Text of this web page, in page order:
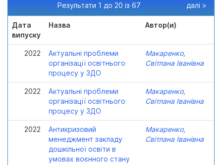
Результати 1 до 20 із 67 далі >
Дата
випуску
Назва Автор(и)
2022
Актуальні проблеми
організації освітнього
процесу у ЗДО
Макаренко,
Світлана Іванівна
2022
Актуальні проблеми
організації освітнього
процесу у ЗДО
Макаренко,
Світлана Іванівна
2022
Антикризовий
менеджмент закладу
дошкільної освіти в
умовах воєнного стану
Макаренко,
Світлана Іванівна